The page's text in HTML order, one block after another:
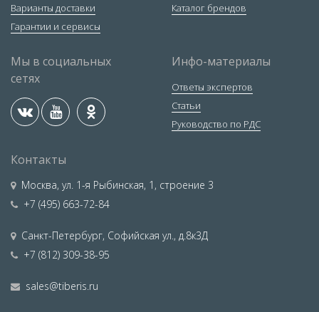
Варианты доставки
Гарантии и сервисы
Каталог брендов
Мы в социальных
сетях
Инфо-материалы
Ответы экспертов
Статьи
Руководство по РДС
Контакты
Москва, ул. 1-я Рыбинская, 1, строение 3
+7 (495) 663-72-84
Санкт-Петербург, Софийская ул., д.8к3Д
+7 (812) 309-38-95
sales@tiberis.ru